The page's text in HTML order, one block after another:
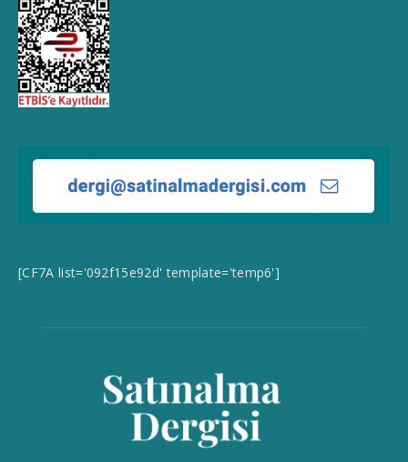
[CF7A list='092f15e92d' template='temp6']